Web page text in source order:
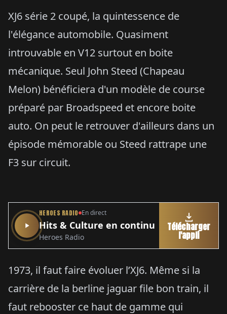
1973, il faut faire évoluer l’XJ6. Même si la
carrière de la berline jaguar file bon train, il
faut rebooster ce haut de gamme qui
XJ6 série 2 coupé, la quintessence de
l'élégance automobile. Quasiment
introuvable en V12 surtout en boite
mécanique. Seul John Steed (Chapeau
Melon) bénéficiera d'un modèle de course
préparé par Broadspeed et encore boite
auto. On peut le retrouver d'ailleurs dans un
épisode mémorable ou Steed rattrape une
F3 sur circuit.
HEROES RADIO En direct
Hits & Culture en continu
Heroes Radio
Télécharger
l'appli